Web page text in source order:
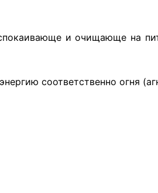
и очищающе на
соответственно огня